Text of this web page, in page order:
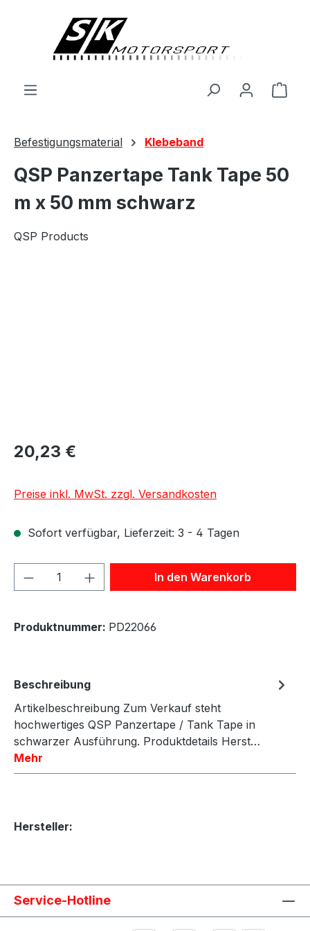
Befestigungsmaterial Klebeband
QSP Panzertape Tank Tape 50
m x 50 mm schwarz
QSP Products
20,23 €
Preise inkl. MwSt. zzgl. Versandkosten
Sofort verfügbar, Lieferzeit: 3 - 4 Tagen
Produkt Anzahl: Gib denIn den Warenkorb
Produktnummer: PD22066
Beschreibung
Artikelbeschreibung Zum Verkauf steht
hochwertiges QSP Panzertape / Tank Tape in
schwarzer Ausführung. Produktdetails Herst…
Mehr
Hersteller:
Service-Hotline